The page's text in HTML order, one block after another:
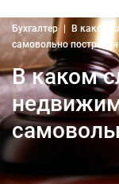
Бухгалтер |
В каком
самовольно
В каком